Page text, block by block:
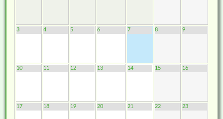
3 4 5 6 7 8 9
10 11 12 13 14 15 16
17 18 19 20 21 22 23